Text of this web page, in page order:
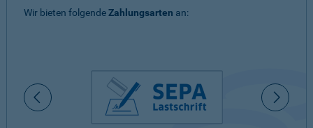
Wir bieten folgendeZahlungsarten an: